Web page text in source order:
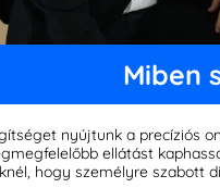
Minden
Szükséges
terápiás döntés
Az Oncompass
sikerült azonosítani,
egyénre szabott
kezelhető daganatok
Miben
nyújtunk a precíziós
ellátást
hogy személyre szabott